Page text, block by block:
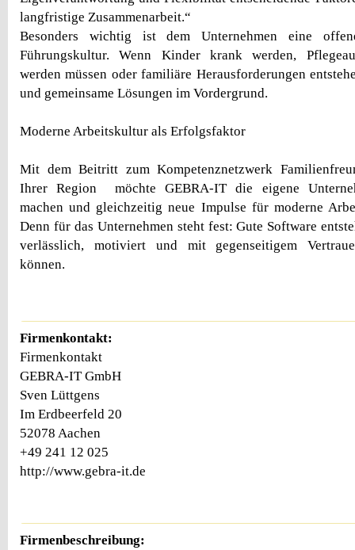
langfristige Zusammenarbeit.“
Besonders wichtig ist dem Unternehmen eine
Führungskultur. Wenn Kinder krank werden,
werden müssen oder familiäre Herausforderungen
und gemeinsame Lösungen im Vordergrund.
Moderne Arbeitskultur als Erfolgsfaktor
Mit dem Beitritt zum Kompetenznetzwerk
Ihrer Region möchte GEBRA-IT die eigene
machen und gleichzeitig neue Impulse für moderne
Denn für das Unternehmen steht fest: Gute Software
verlässlich, motiviert und mit gegenseitigem
können.
Firmenkontakt:
Firmenkontakt
GEBRA-IT GmbH
Sven Lüttgens
Im Erdbeerfeld 20
52078 Aachen
+49 241 12 025
http://www.gebra-it.de
Firmenbeschreibung: